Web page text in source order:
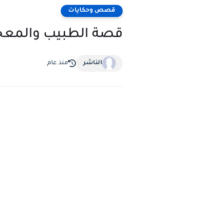
قصص وحكايات
قصة الطبيب
الناشر منذ عام